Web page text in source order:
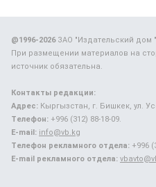
@1996-2026ЗАО "Издательский дом
При размещении материалов на
источник обязательна.
Контакты редакции:
Адрес: Кыргызстан, г. Бишкек, ул.
Телефон: +996 (312) 88-18-09.
E-mail: info@vb.kg
Телефон рекламного отдела: +996
E-mail рекламного отдела: